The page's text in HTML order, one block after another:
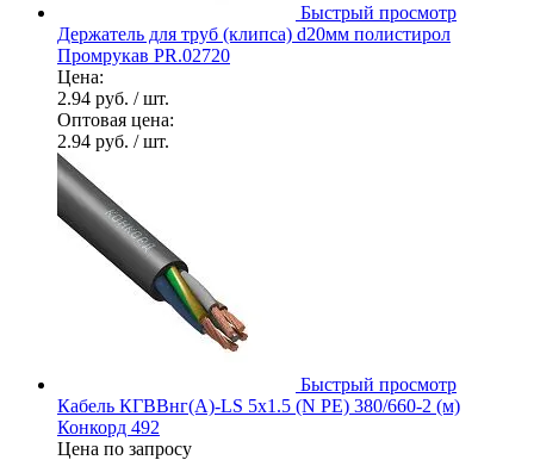
Быстрый просмотр
Держатель для труб (клипса) d20мм полистирол
Промрукав PR.02720
Цена:
2.94 руб. / шт.
Оптовая цена:
2.94 руб. / шт.
Быстрый просмотр
Кабель КГВВнг(А)-LS 5х1.5 (N PE) 380/660-2 (м)
Конкорд 492
Цена по запросу